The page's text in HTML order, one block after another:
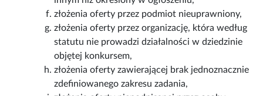
złożenia oferty przez podmiot nieuprawniony,
złożenia oferty przez organizację, która według
statutu nie prowadzi działalności w dziedzinie
objętej konkursem,
złożenia oferty zawierającej brak jednoznacznie
zdefiniowanego zakresu zadania,